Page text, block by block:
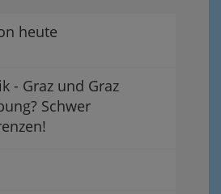
heute
- Graz und Graz
Schwer